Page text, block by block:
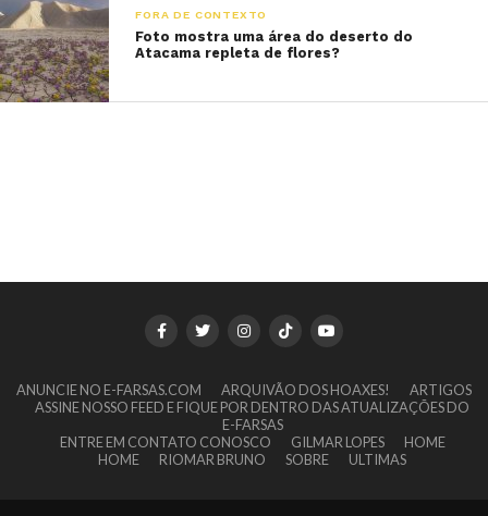
FORA DE CONTEXTO
Foto mostra uma área do deserto do
Atacama repleta de flores?
ANUNCIE NO E-FARSAS.COM ARQUIVÃO DOS HOAXES!
ARTIGOS
ASSINE NOSSO FEED E FIQUE POR DENTRO DAS ATUALIZAÇÕES DO
E-FARSAS
ENTRE EM CONTATO CONOSCO
GILMAR LOPES
HOME
HOME
RIOMAR BRUNO SOBRE ULTIMAS